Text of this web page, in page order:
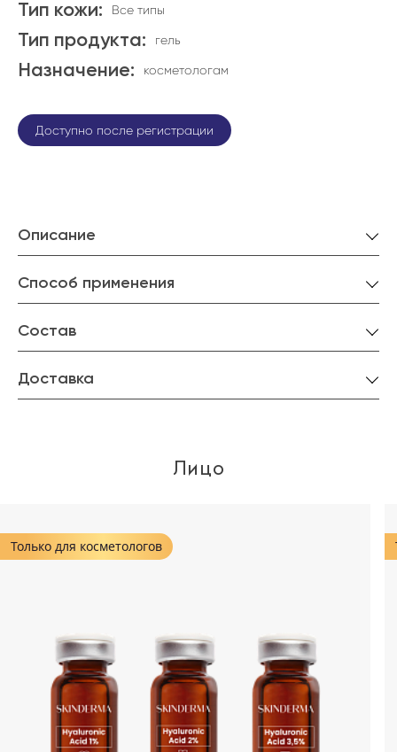
Тип кожи: Все типы
Тип продукта: гель
Назначение: косметологам
Доступно после регистрации
Описание
Способ применения
Состав
Доставка
Лицо
Только для косметологов